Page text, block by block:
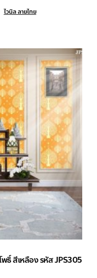
ไวนิล ลายไทย
ธิ์ สีเหลือง รหัส JPS305